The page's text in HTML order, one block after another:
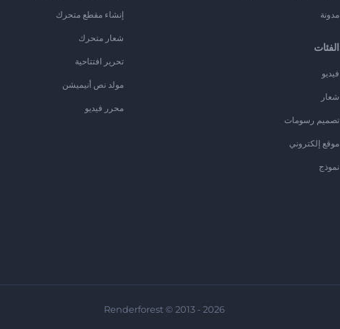
مدونة
الفئات
فيديو
شعار
تصميم رسومات
موقع إلكتروني
نموذج
إنشاء مقطع متحرك
شعار متحرك
تحرير افتتاحية
مولد نص أنيميشن
محرر فيديو
Renderforest © 2013 - 2026